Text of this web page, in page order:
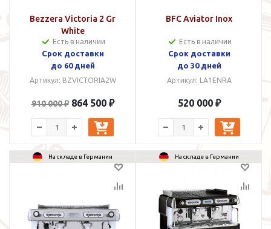
Bezzera Victoria 2 Gr
White
Есть в наличии
Cрок доставки
до 60 дней
Артикул: BZVICTORIA2W
910 000 ₽ 864 500 ₽
BFC Aviator Inox
Есть в наличии
Срок доставки
до 30 дней
Артикул: LA1ENRA
520 000 ₽
На складе в Германии На складе в Германии